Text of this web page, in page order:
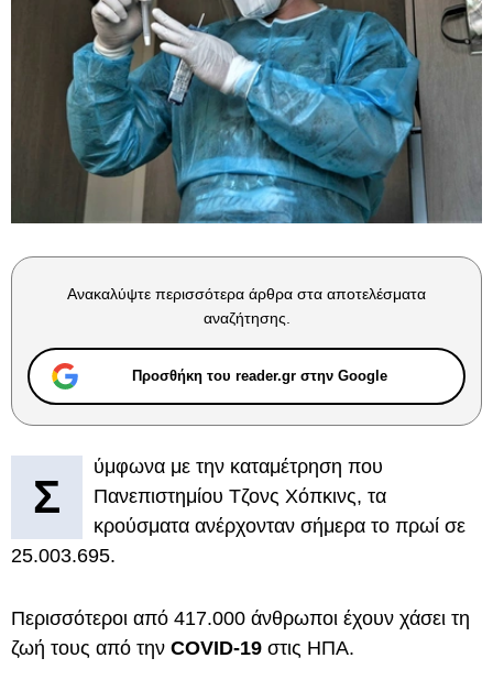
Ανακαλύψτε περισσότερα άρθρα στα αποτελέσματα
αναζήτησης.
Προσθήκη του reader.gr στην Google
Σ
ύμφωνα με την καταμέτρηση που
Πανεπιστημίου Τζονς Χόπκινς, τα
κρούσματα ανέρχονταν σήμερα το πρωί σε
25.003.695.
Περισσότεροι από 417.000 άνθρωποι έχουν χάσει τη
ζωή τους από την COVID-19 στις ΗΠΑ.